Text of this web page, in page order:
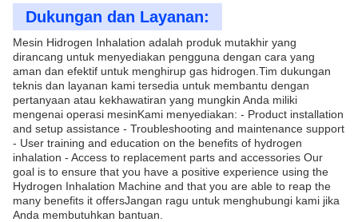
Dukungan dan Layanan:
Mesin Hidrogen Inhalation adalah produk mutakhir yang
dirancang untuk menyediakan pengguna dengan cara yang
aman dan efektif untuk menghirup gas hidrogen.Tim dukungan
teknis dan layanan kami tersedia untuk membantu dengan
pertanyaan atau kekhawatiran yang mungkin Anda miliki
mengenai operasi mesinKami menyediakan: - Product installation
and setup assistance - Troubleshooting and maintenance support
- User training and education on the benefits of hydrogen
inhalation - Access to replacement parts and accessories Our
goal is to ensure that you have a positive experience using the
Hydrogen Inhalation Machine and that you are able to reap the
many benefits it offersJangan ragu untuk menghubungi kami jika
Anda membutuhkan bantuan.